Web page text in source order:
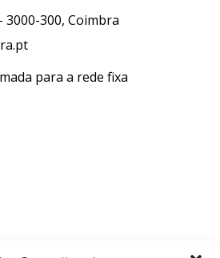
3000-300, Coimbra
para a rede fixa